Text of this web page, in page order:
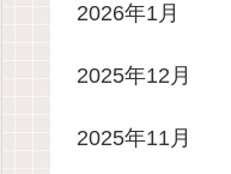
2026年1月
2025年12月
2025年11月